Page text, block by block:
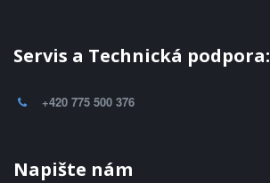
Servis a Technická podpora:
+420 775 500 376
Napište nám